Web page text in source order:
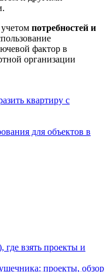
потребностей и
фактор в
организации
квартиру с
для объектов в
где взять проекты и